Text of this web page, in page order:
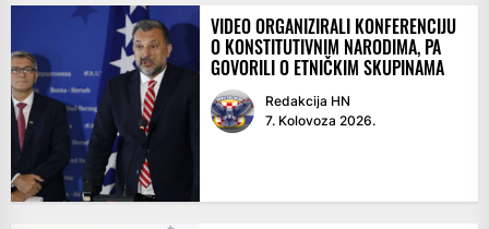
VIDEO ORGANIZIRALI KONFERENCIJU
O KONSTITUTIVNIM NARODIMA, PA
GOVORILI O ETNIČKIM SKUPINAMA
Redakcija HN
7. Kolovoza 2026.